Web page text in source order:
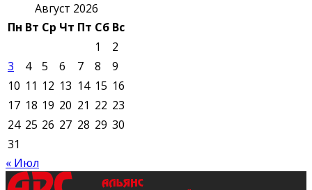
Август 2026
Пн Вт Ср Чт Пт Сб Вс
1
2
3
4 5 6 7 8
9
10 11 12 13 14 15 16
17 18 19 20 21 22 23
24 25 26 27 28 29 30
31
« Июл